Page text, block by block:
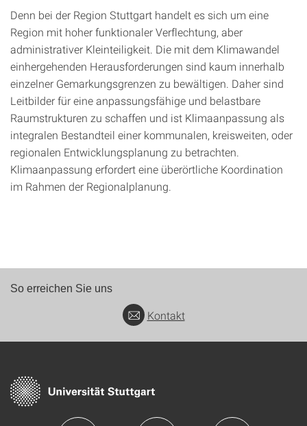
Denn bei der Region Stuttgart handelt es sich um eine
Region mit hoher funktionaler Verflechtung, aber
administrativer Kleinteiligkeit. Die mit dem Klimawandel
einhergehenden Herausforderungen sind kaum innerhalb
einzelner Gemarkungsgrenzen zu bewältigen. Daher sind
Leitbilder für eine anpassungsfähige und belastbare
Raumstrukturen zu schaffen und ist Klimaanpassung als
integralen Bestandteil einer kommunalen, kreisweiten, oder
regionalen Entwicklungsplanung zu betrachten.
Klimaanpassung erfordert eine überörtliche Koordination
im Rahmen der Regionalplanung.
So erreichen Sie uns
Kontakt